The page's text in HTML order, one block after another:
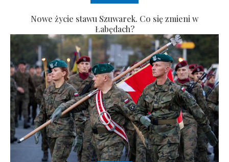
Nowe życie stawu Szuwarek. Co się zmieni w
Łabędach?